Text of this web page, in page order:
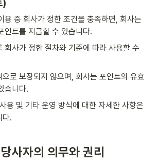
)
중 회사가 정한 조건을 충족하면, 회사는
인트를 지급할 수 있습니다.
사가 정한 절차와 기준에 따라 사용할 수
로 보장되지 않으며, 회사는 포인트의 유효
습니다.
다.
사자의 의무와 권리